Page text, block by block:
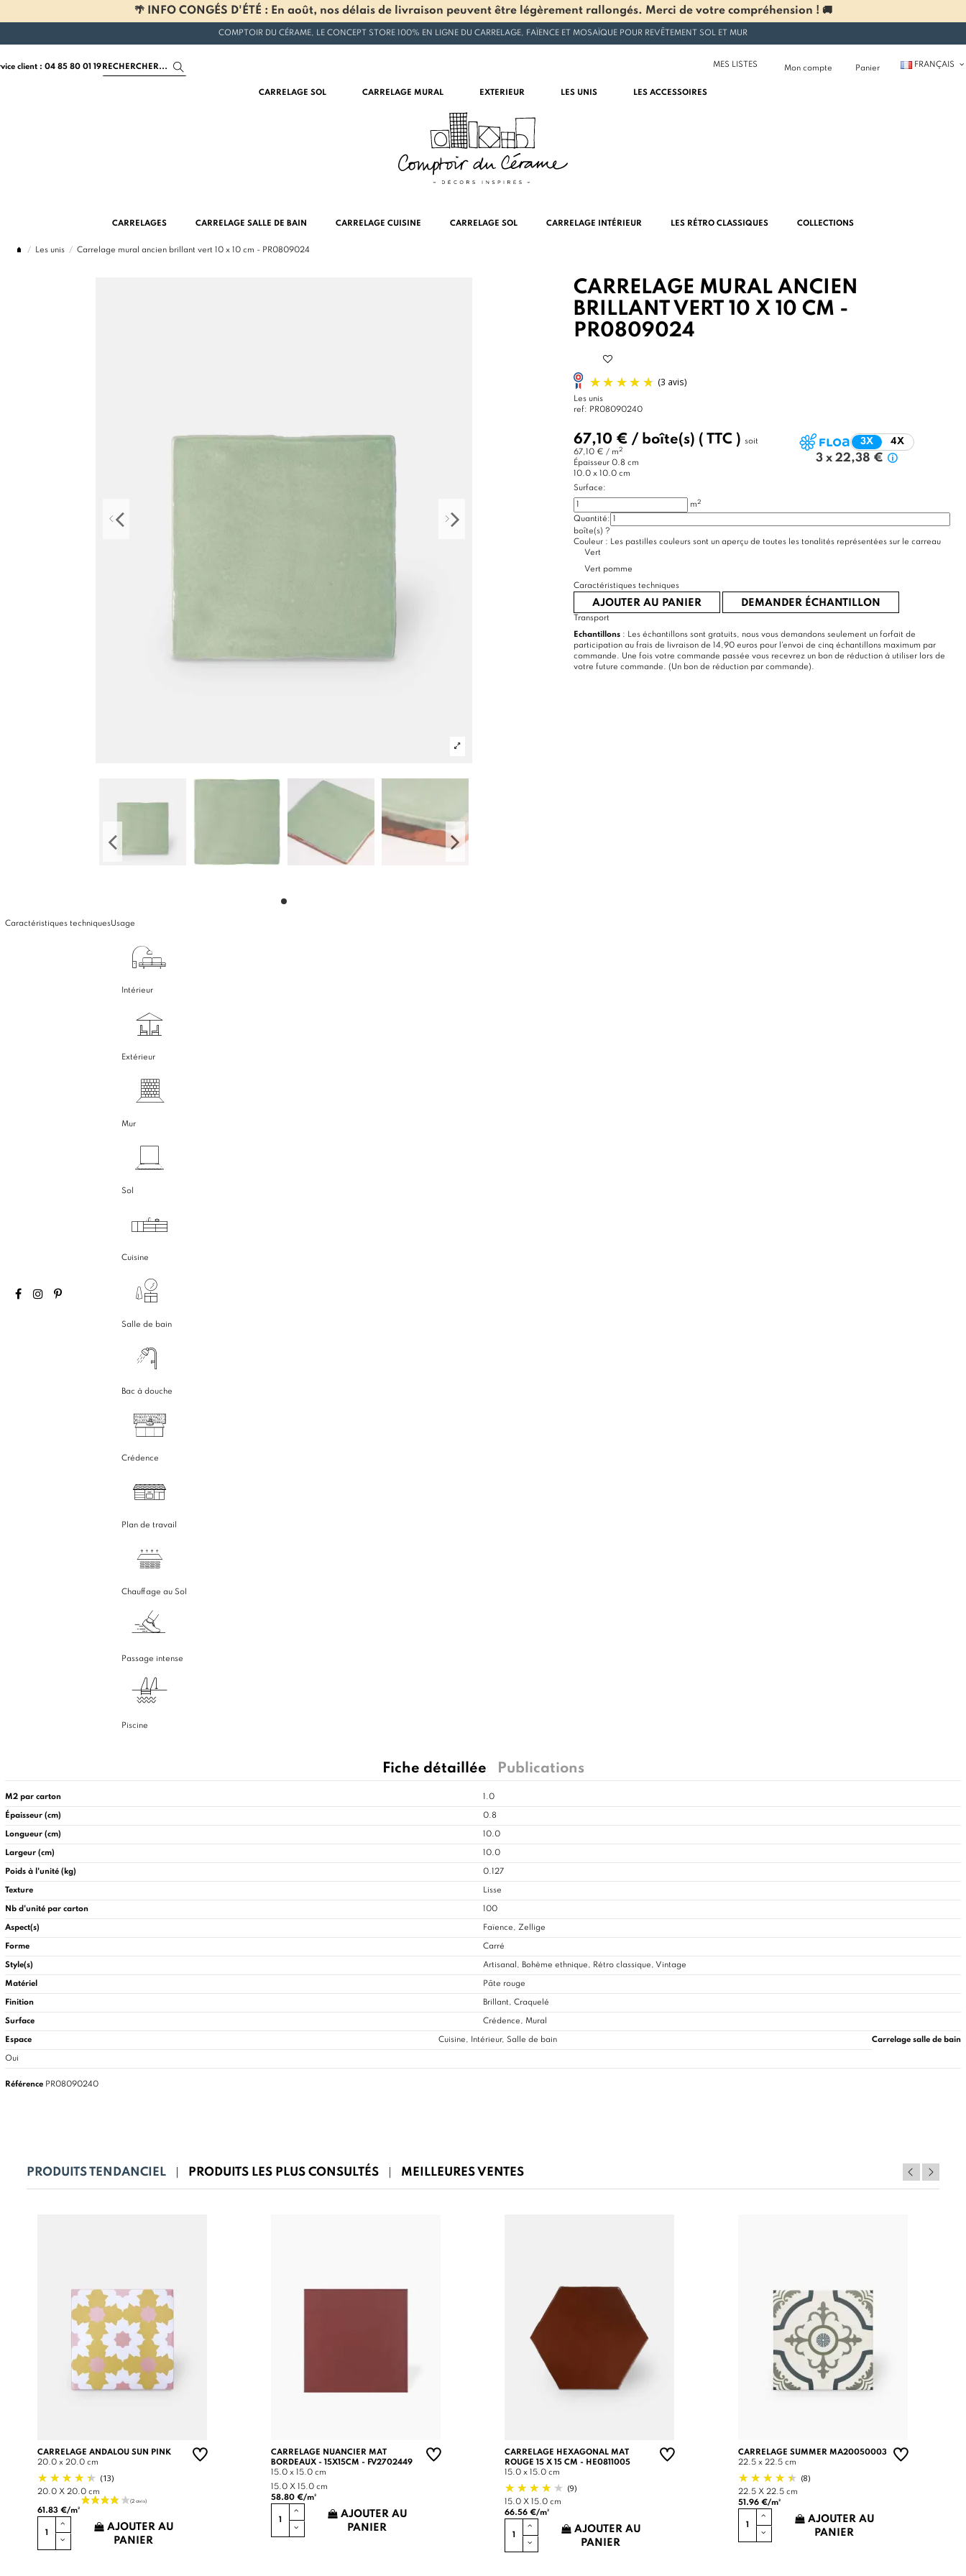
🌴 INFO CONGÉS D'ÉTÉ : En août, nos délais de livraison peuvent être légèrement rallongés. Merci de votre compréhension ! 🚚
COMPTOIR DU CÉRAME, LE CONCEPT STORE 100% EN LIGNE DU CARRELAGE, FAÏENCE ET MOSAÏQUE POUR REVÊTEMENT SOL ET MUR
client : 04 85 80 01 19 MES LISTES Mon compte Panier FRANÇAIS
CARRELAGE SOL CARRELAGE MURAL EXTERIEUR LES UNIS LES ACCESSOIRES
CARRELAGES CARRELAGE SALLE DE BAIN CARRELAGE CUISINE CARRELAGE SOL CARRELAGE INTÉRIEUR LES RÉTRO CLASSIQUES COLLECTIONS
Les unis Carrelage mural ancien brillant vert 10 x 10 cm - PR0809024
CARRELAGE MURAL ANCIEN
BRILLANT VERT 10 X 10 CM -
PR0809024
(3 avis)
Les unis
ref: PR08090240
67,10 € / boîte(s) ( TTC ) soit
67,10 € / m2
Épaisseur 0.8 cm
10.0 x 10.0 cm
3X 4X
3 x 22,38 €
Surface:
m2
Quantité:
boîte(s) ?
Couleur : Les pastilles couleurs sont un aperçu de toutes les tonalités représentées sur le carreau
Vert
Vert pomme
Caractéristiques techniques
AJOUTER AU PANIER DEMANDER ÉCHANTILLON
Transport
Echantillons: Les échantillons sont gratuits, nous vous demandons seulement un forfait de
participation au frais de livraison de 14,90 euros pour l'envoi de cinq échantillons maximum par
commande. Une fois votre commande passée vous recevrez un bon de réduction à utiliser lors de
votre future commande. (Un bon de réduction par commande).
Caractéristiques techniquesUsage
Intérieur
Extérieur
Mur
Sol
Cuisine
Salle de bain
Bac à douche
Crédence
Plan de travail
Chauffage au Sol
Passage intense
Piscine
Fiche détaillée Publications
M2 par carton 1.0
Épaisseur (cm) 0.8
Longueur (cm) 10.0
Largeur (cm) 10.0
Poids à l'unité (kg) 0.127
Texture Lisse
Nb d'unité par carton 100
Aspect(s) Faïence, Zellige
Forme Carré
Style(s) Artisanal, Bohème ethnique, Rétro classique, Vintage
Matériel Pâte rouge
Finition Brillant, Craquelé
Surface Crédence, Mural
Espace Cuisine, Intérieur, Salle de bain Carrelage salle de bain
Oui
Référence PR08090240
PRODUITS TENDANCIEL PRODUITS LES PLUS CONSULTÉS MEILLEURES VENTES
CARRELAGE ANDALOU SUN PINK
20.0 x 20.0 cm
(13)
20.0 X 20.0 cm
61.83 €/m²
AJOUTER AU
PANIER
CARRELAGE NUANCIER MAT
BORDEAUX - 15X15CM - FV2702449
15.0 x 15.0 cm
15.0 X 15.0 cm
58.80 €/m²
AJOUTER AU
PANIER
CARRELAGE HEXAGONAL MAT
ROUGE 15 X 15 CM - HE0811005
15.0 x 15.0 cm
(9)
15.0 X 15.0 cm
66.56 €/m²
AJOUTER AU
PANIER
CARRELAGE SUMMER MA20050003
22.5 x 22.5 cm
(8)
22.5 X 22.5 cm
51.96 €/m²
AJOUTER AU
PANIER